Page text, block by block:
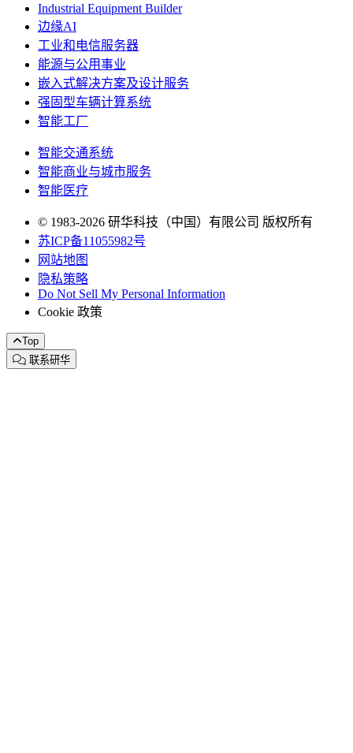
Industrial Equipment Builder
边缘AI
工业和电信服务器
能源与公用事业
嵌入式解决方案及设计服务
强固型车辆计算系统
智能工厂
智能交通系统
智能商业与城市服务
智能医疗
© 1983-2026 研华科技（中国）有限公司 版权所有
苏ICP备11055982号
网站地图
隐私策略
Do Not Sell My Personal Information
Cookie 政策
Top
联系研华